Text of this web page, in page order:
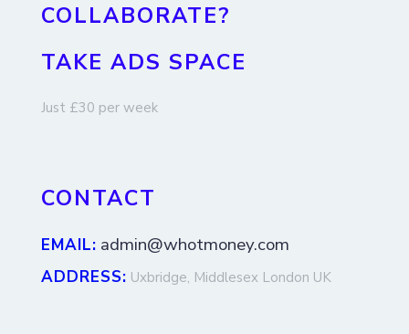
COLLABORATE?
TAKE ADS SPACE
Just £30 per week
CONTACT
EMAIL: admin@whotmoney.com
ADDRESS: Uxbridge, Middlesex London UK